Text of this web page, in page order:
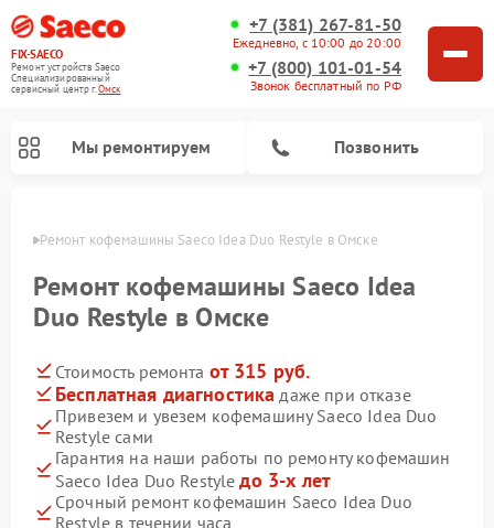
FIX-SAECO
Ремонт устройств Saeco
Специализированный
cервисный центр г.Омск
+7 (381) 267-81-50
Ежедневно, с 10:00 до 20:00
+7 (800) 101-01-54
Звонок бесплатный по РФ
Мы ремонтируем Позвонить
Ремонт кофемашины Saeco Idea Duo Restyle в Омске
Ремонт кофемашины Saeco Idea
Duo Restyle в Омске
Стоимость ремонта от 315 руб.
Бесплатная диагностика даже при отказе
Привезем и увезем кофемашину Saeco Idea Duo
Restyle сами
Гарантия на наши работы по ремонту кофемашин
Saeco Idea Duo Restyleдо 3-х лет
Срочный ремонт кофемашин Saeco Idea Duo
Restyle в течении часа